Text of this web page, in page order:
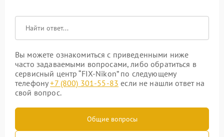
Вы можете ознакомиться с приведенными ниже
часто задаваемыми вопросами, либо обратиться в
сервисный центр “FIX-Nikon” по следующему
телефону+7 (800) 301-55-83 если не нашли ответ на
свой вопрос.
Общие вопросы